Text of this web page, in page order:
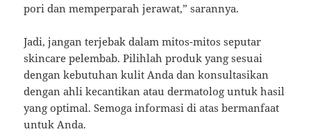
pori dan memperparah jerawat,” sarannya.
Jadi, jangan terjebak dalam mitos-mitos seputar
skincare pelembab. Pilihlah produk yang sesuai
dengan kebutuhan kulit Anda dan konsultasikan
dengan ahli kecantikan atau dermatolog untuk hasil
yang optimal. Semoga informasi di atas bermanfaat
untuk Anda.